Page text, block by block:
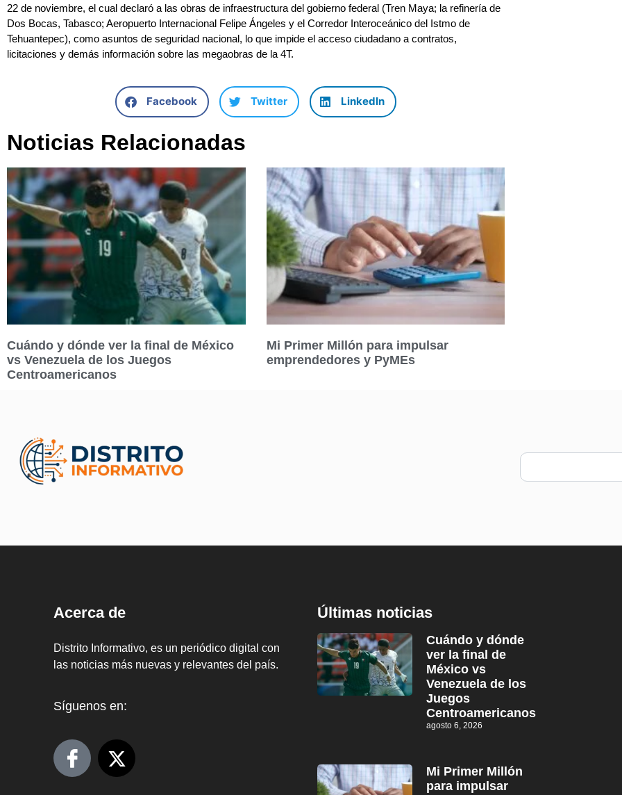
22 de noviembre, el cual declaró a las obras de infraestructura del gobierno federal (Tren Maya; la refinería de
Dos Bocas, Tabasco; Aeropuerto Internacional Felipe Ángeles y el Corredor Interoceánico del Istmo de
Tehuantepec), como asuntos de seguridad nacional, lo que impide el acceso ciudadano a contratos,
licitaciones y demás información sobre las megaobras de la 4T.
Facebook Twitter LinkedIn
Noticias Relacionadas
Cuándo y dónde ver la final de México
vs Venezuela de los Juegos
Centroamericanos
Mi Primer Millón para impulsar
emprendedores y PyMEs
Acerca de
Distrito Informativo, es un periódico digital con
las noticias más nuevas y relevantes del país.
Síguenos en:
Últimas noticias
Cuándo y dónde
ver la final de
México vs
Venezuela de los
Juegos
Centroamericanos
agosto 6, 2026
Mi Primer Millón
para impulsar